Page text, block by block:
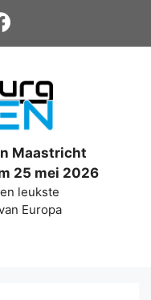
Maastricht
25 mei 2026
leukste
Europa